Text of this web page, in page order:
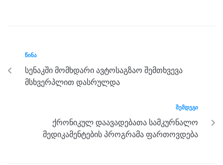
b
o
o
g
er
m p
p
ᲬᲘᲜᲐ
სენაკში მომხდარი ავტოსაგზაო შემთხვევა
მსხვერპლით დასრულდა
ᲨᲔᲛᲓᲔᲒᲘ
ქრონიკულ დაავადებათა სამკურნალო
მედიკამენტების პროგრამა ფართოვდება